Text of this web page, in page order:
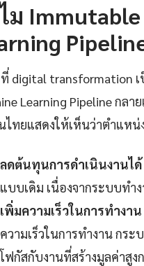
ม Immutable
digital transformation เ
Learning Pipeline ก
ไทยแสดงให้เห็นว่าตำแห
ลดต้นทุนการดำเนินงานได้
แบบเดิม เนื่องจากระบบท
เพิ่มความเร็วในการทำงา
ความเร็วในการทำงาน กร
โฟกัสกับงานที่สร้างมูลค่าสูง